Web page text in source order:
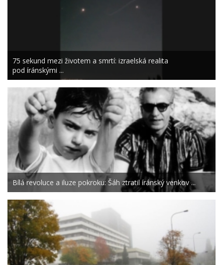
75 sekund mezi životem a smrtí: izraelská realita
pod íránskými ...
Bílá revoluce a iluze pokroku: Šáh ztratil íránský venkov ...